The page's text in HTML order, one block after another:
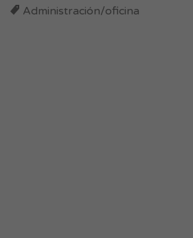
Administración/oficina